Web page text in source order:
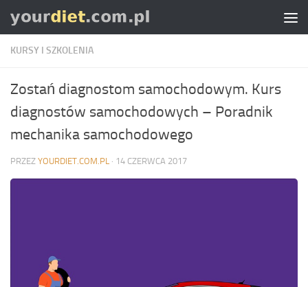
Skip to content
KURSY I SZKOLENIA
Zostań diagnostom samochodowym. Kurs
diagnostów samochodowych – Poradnik
mechanika samochodowego
PRZEZ YOURDIET.COM.PL · 14 CZERWCA 2017